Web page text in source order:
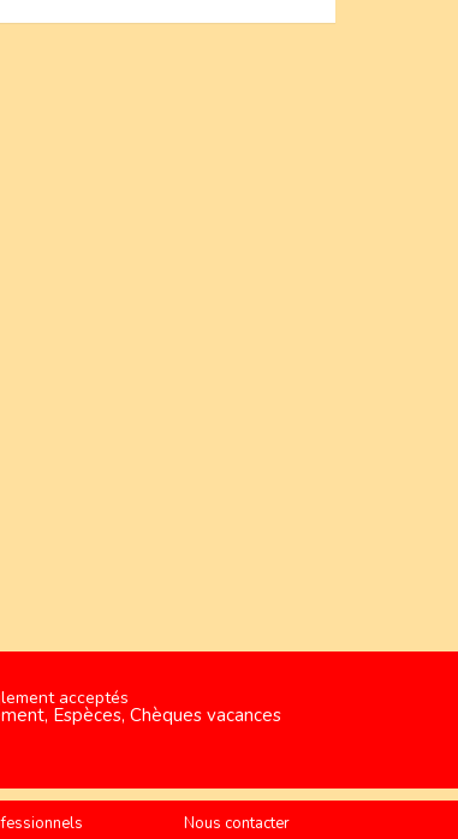
acceptés
Espèces, Chèques vacances
Nous contacter